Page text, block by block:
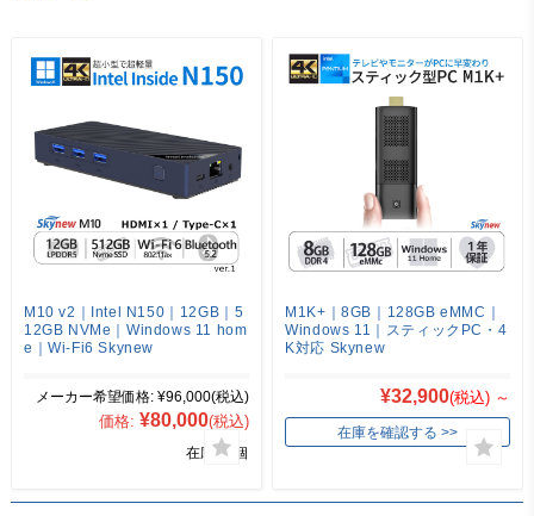
M10 v2｜Intel N150｜12GB｜5
12GB NVMe｜Windows 11 hom
e｜Wi-Fi6 Skynew
メーカー希望価格: ¥96,000(税込)
価格: ¥80,000(税込)
在庫 43個
M1K+｜8GB｜128GB eMMC｜
Windows 11｜スティックPC・4
K対応 Skynew
¥32,900(税込) ～
在庫を確認する